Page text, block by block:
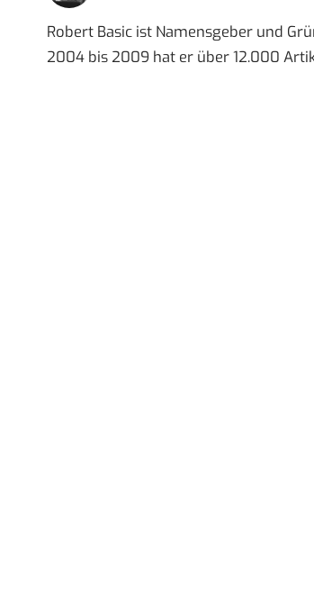
Robert Basic ist Namensgeber und
2004 bis 2009 hat er über 12.000